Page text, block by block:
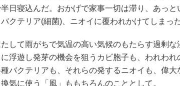
日寝込んだ。おかげで家事一切は滞り、あっと
バクテリア(細菌)、ニオイに覆われかけてしまった
して雨がちで気温の高い気候のもたらす過剰な
浮遊し発芽の機会を狙うカビ胞子も、われわ
種バクテリアも、それらの発するニオイも、偉
気に使う「風」ももちろんのこととして。